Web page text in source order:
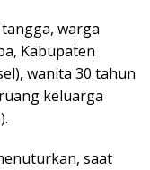
warga
Kabupaten
wanita 30 tahun
keluarga
saat